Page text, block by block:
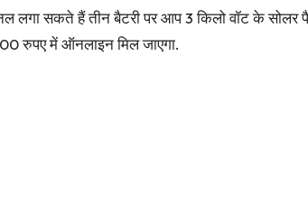
लगा सकते हैं तीन बैटरी पर आप 3 किलो वॉट के
रुपए में ऑनलाइन मिल जाएगा.